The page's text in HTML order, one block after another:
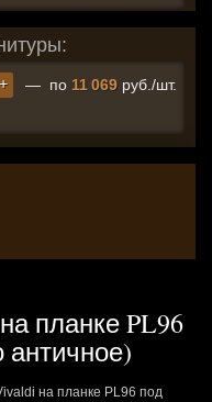
+ — по 11 069 руб./шт.
планке PL96
на планке PL96 под